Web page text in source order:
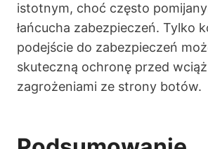
istotnym, choć często
łańcucha zabezpieczeń. Tylko
podejście do zabezpieczeń
skuteczną ochronę przed
zagrożeniami ze strony botów.